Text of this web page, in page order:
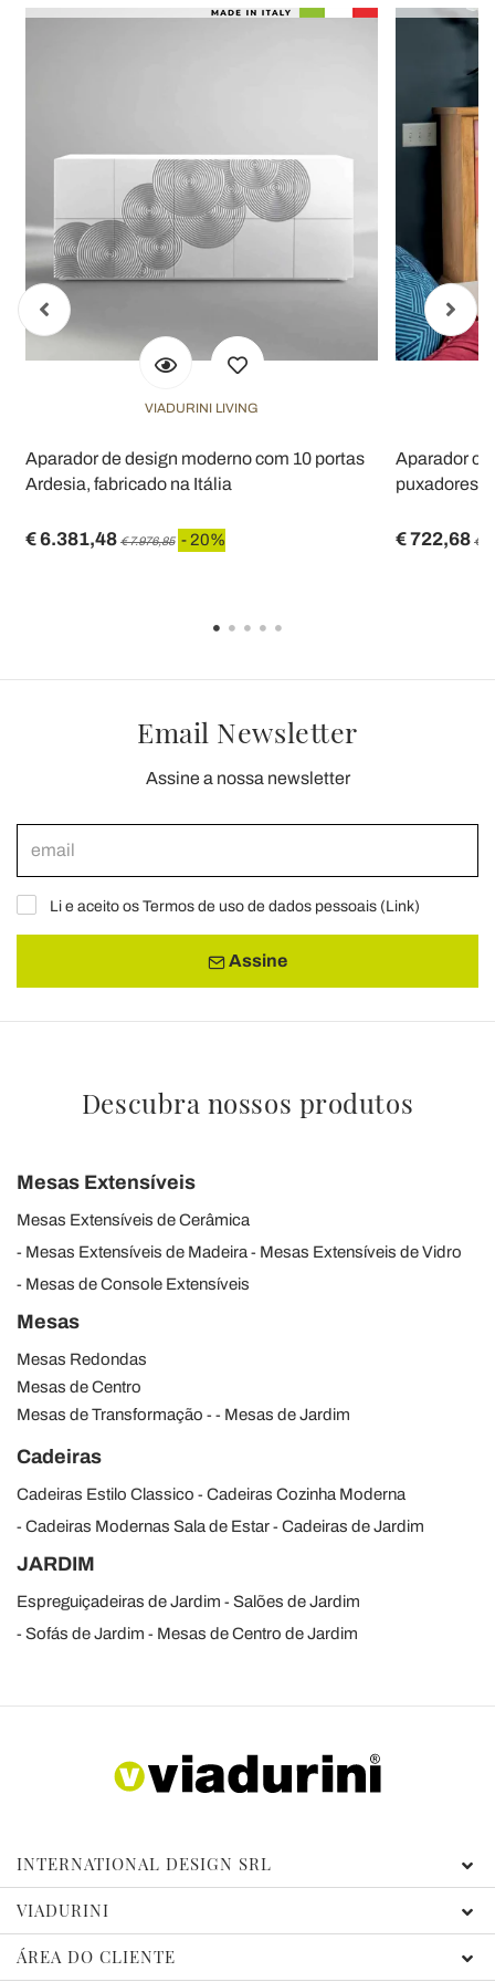
VIADURINI LIVING
Aparador de design moderno com 10 portas
Ardesia, fabricado na Itália
€ 6.381,48 € 7.976,85 - 20%
Aparador
puxadores
€ 722,68 €
Email Newsletter
Assine a nossa newsletter
Li e aceito os Termos de uso de dados pessoais (Link)
Assine
Descubra nossos produtos
Mesas Extensíveis
Mesas Extensíveis de Cerâmica
Mesas Extensíveis de Madeira
Mesas Extensíveis de Vidro
Mesas de Console Extensíveis
Mesas
Mesas Redondas
Mesas de Centro
Mesas de Transformação
Mesas de Jardim
Cadeiras
Cadeiras Estilo Classico
Cadeiras Cozinha Moderna
Cadeiras Modernas Sala de Estar
Cadeiras de Jardim
JARDIM
Espreguiçadeiras de Jardim
Salões de Jardim
Sofás de Jardim
Mesas de Centro de Jardim
INTERNATIONAL DESIGN SRL
VIADURINI
ÁREA DO CLIENTE